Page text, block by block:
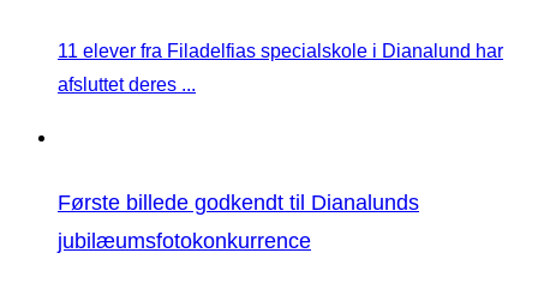
11 elever fra Filadelfias specialskole i Dianalund har
afsluttet deres ...
Første billede godkendt til Dianalunds
jubilæumsfotokonkurrence